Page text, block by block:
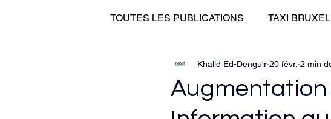
TOUTES LES PUBLICATIONS TAXI
Khalid Ed-Denguir 20 févr. 2 min